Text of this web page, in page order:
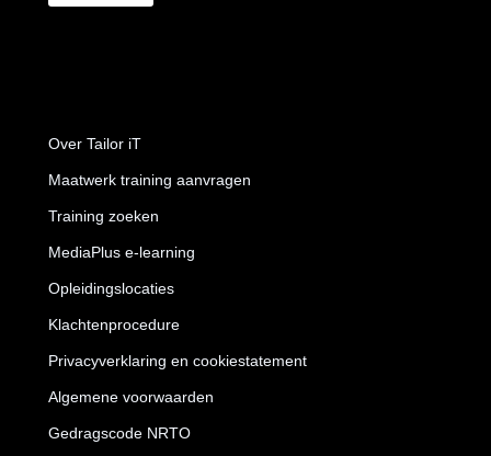
Over Tailor iT
Maatwerk training aanvragen
Training zoeken
MediaPlus e-learning
Opleidingslocaties
Klachtenprocedure
Privacyverklaring en cookiestatement
Algemene voorwaarden
Gedragscode NRTO